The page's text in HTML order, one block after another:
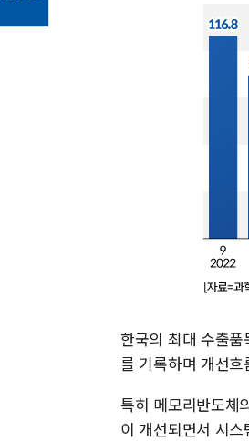
한국의 최대 수출
를 기록하며 개선
특히 메모리반도체
이 개선되면서 시